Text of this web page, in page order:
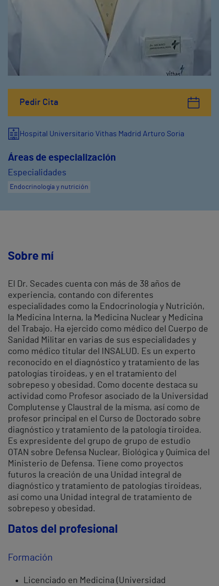
Pedir Cita
Hospital Universitario Vithas Madrid Arturo Soria
Áreas de especialización
Especialidades
Endocrinología y nutrición
Sobre mí
El Dr. Secades cuenta con más de 38 años de
experiencia, contando con diferentes
especialidades como la Endocrinología y Nutrición,
la Medicina Interna, la Medicina Nuclear y Medicina
del Trabajo. Ha ejercido como médico del Cuerpo de
Sanidad Militar en varias de sus especialidades y
como médico titular del INSALUD. Es un experto
reconocido en el diagnóstico y tratamiento de las
patologías tiroideas, y en el tratamiento del
sobrepeso y obesidad. Como docente destaca su
actividad como Profesor asociado de la Universidad
Complutense y Claustral de la misma, así como de
profesor principal en el Curso de Doctorado sobre
diagnóstico y tratamiento de la patología tiroidea.
Es expresidente del grupo de grupo de estudio
OTAN sobre Defensa Nuclear, Biológica y Química del
Ministerio de Defensa. Tiene como proyectos
futuros la creación de una Unidad integral de
diagnóstico y tratamiento de patologías tiroideas,
así como una Unidad integral de tratamiento de
sobrepeso y obesidad.
Datos del profesional
Formación
Licenciado en Medicina (Universidad